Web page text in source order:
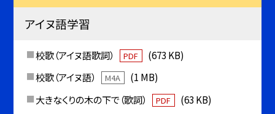
アイヌ語学習
校歌（アイヌ語歌詞） PDF
(673 KB)
校歌（アイヌ語）
M4A
(1 MB)
大きなくりの木の下で（歌詞）
PDF
(63 KB)